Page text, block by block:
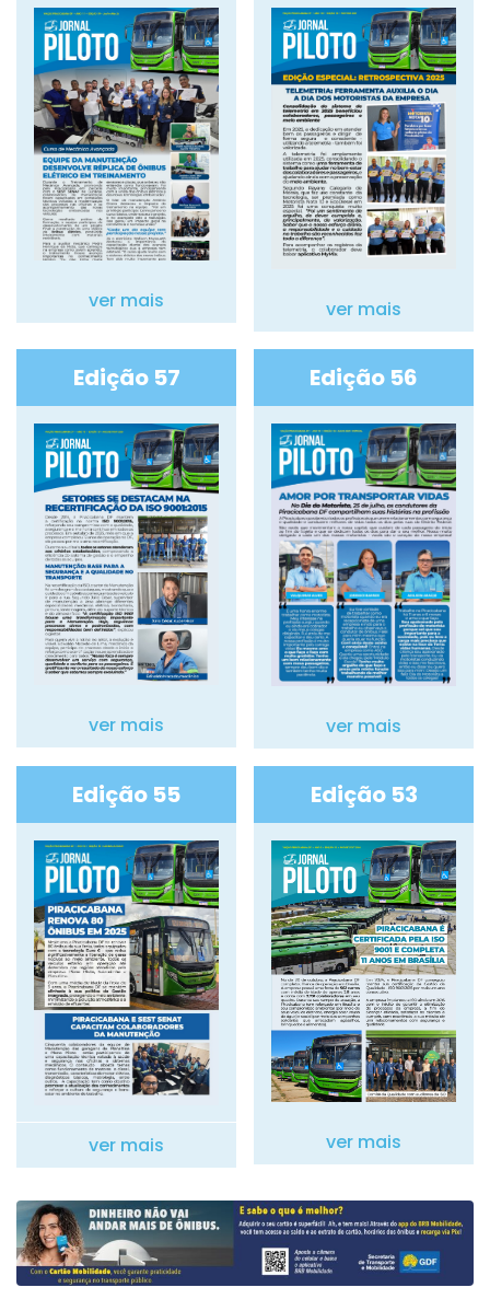
ver mais ver mais
Edição 57
ver mais
Edição 56
ver mais
Edição 55
ver mais
Edição 53
ver mais